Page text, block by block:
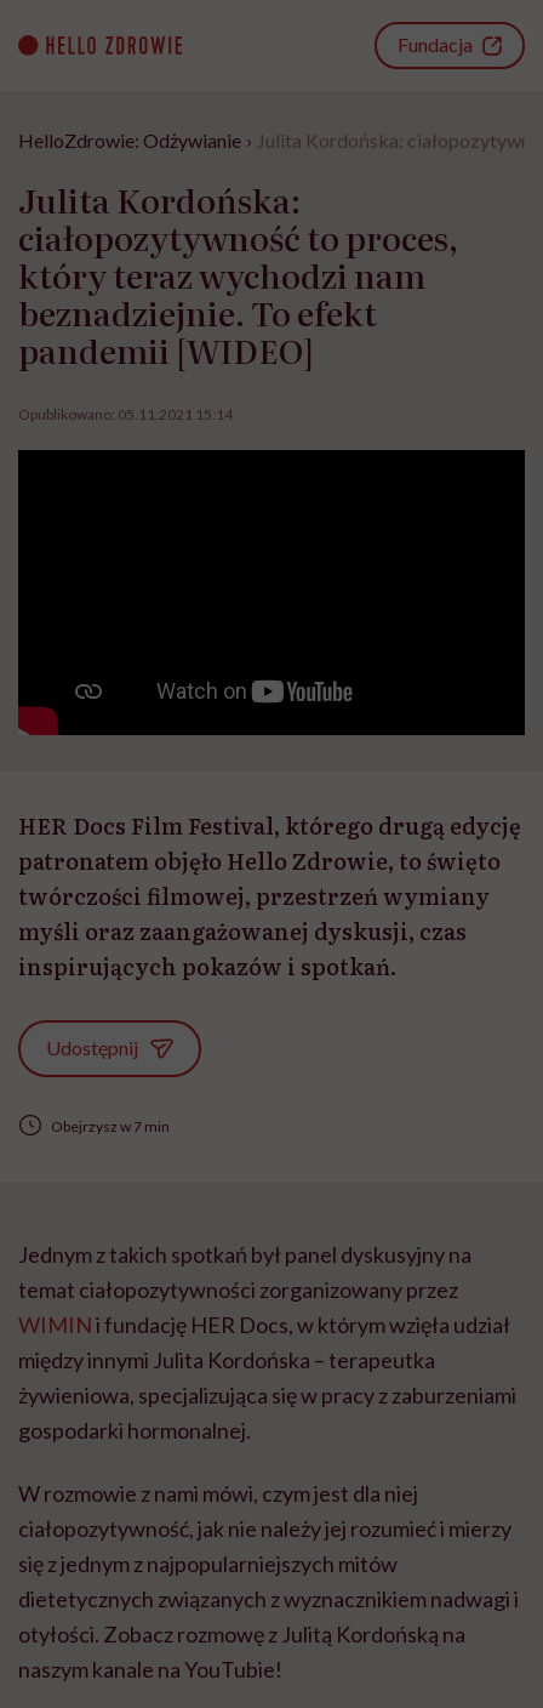
content
Fundacja
HelloZdrowie: Odżywianie › Julita Kordońska:
Julita Kordońska:
ciałopozytywność to proces,
który teraz wychodzi nam
beznadziejnie. To efekt
pandemii [WIDEO]
Opublikowano: 05.11.2021 15:14
HER Docs Film Festival, którego drugą edycję
patronatem objęło Hello Zdrowie, to święto
twórczości filmowej, przestrzeń wymiany
myśli oraz zaangażowanej dyskusji, czas
inspirujących pokazów i spotkań.
Udostępnij
Obejrzysz w 7 min
Jednym z takich spotkań był panel dyskusyjny na
temat ciałopozytywności zorganizowany przez
WIMINi fundację HER Docs, w którym wzięła udział
między innymi Julita Kordońska – terapeutka
żywieniowa, specjalizująca się w pracy z zaburzeniami
gospodarki hormonalnej.
W rozmowie z nami mówi, czym jest dla niej
ciałopozytywność, jak nie należy jej rozumieć i mierzy
się z jednym z najpopularniejszych mitów
dietetycznych związanych z wyznacznikiem nadwagi i
otyłości. Zobacz rozmowę z Julitą Kordońską na
naszym kanale na YouTubie!